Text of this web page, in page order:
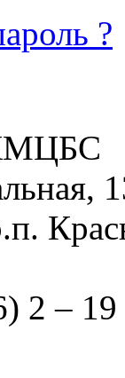
?
2 – 19